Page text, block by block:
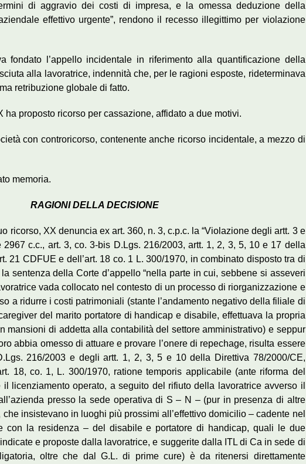
di aggravio dei costi di impresa, e la omessa deduzione della
effettivo urgente”, rendono il recesso illegittimo per violazione
fondato l’appello incidentale in riferimento alla quantificazione della
alla lavoratrice, indennità che, per le ragioni esposte, rideterminava
retribuzione globale di fatto.
ha proposto ricorso per cassazione, affidato a due motivi.
con controricorso, contenente anche ricorso incidentale, a mezzo di
memoria.
RAGIONI DELLA DECISIONE
ricorso, XX denuncia ex art. 360, n. 3, c.p.c. la “Violazione degli artt. 3 e
c.c., art. 3, co. 3-bis D.Lgs. 216/2003, artt. 1, 2, 3, 5, 10 e 17 della
21 CDFUE e dell’art. 18 co. 1 L. 300/1970, in combinato disposto tra di
sentenza della Corte d’appello “nella parte in cui, sebbene si asseveri
vada collocato nel contesto di un processo di riorganizzazione e
a ridurre i costi patrimoniali (stante l’andamento negativo della filiale di
del marito portatore di handicap e disabile, effettuava la propria
mansioni di addetta alla contabilità del settore amministrativo) e seppur
abbia omesso di attuare e provare l’onere di repechage, risulta essere
216/2003 e degli artt. 1, 2, 3, 5 e 10 della Direttiva 78/2000/CE,
18, co. 1, L. 300/1970, ratione temporis applicabile (ante riforma del
il licenziamento operato, a seguito del rifiuto della lavoratrice avverso il
presso la sede operativa di S – N – (pur in presenza di altre
insistevano in luoghi più prossimi all’effettivo domicilio – cadente nel
con la residenza – del disabile e portatore di handicap, quali le due
e proposte dalla lavoratrice, e suggerite dalla ITL di Ca in sede di
oltre che dal G.L. di prime cure) è da ritenersi direttamente